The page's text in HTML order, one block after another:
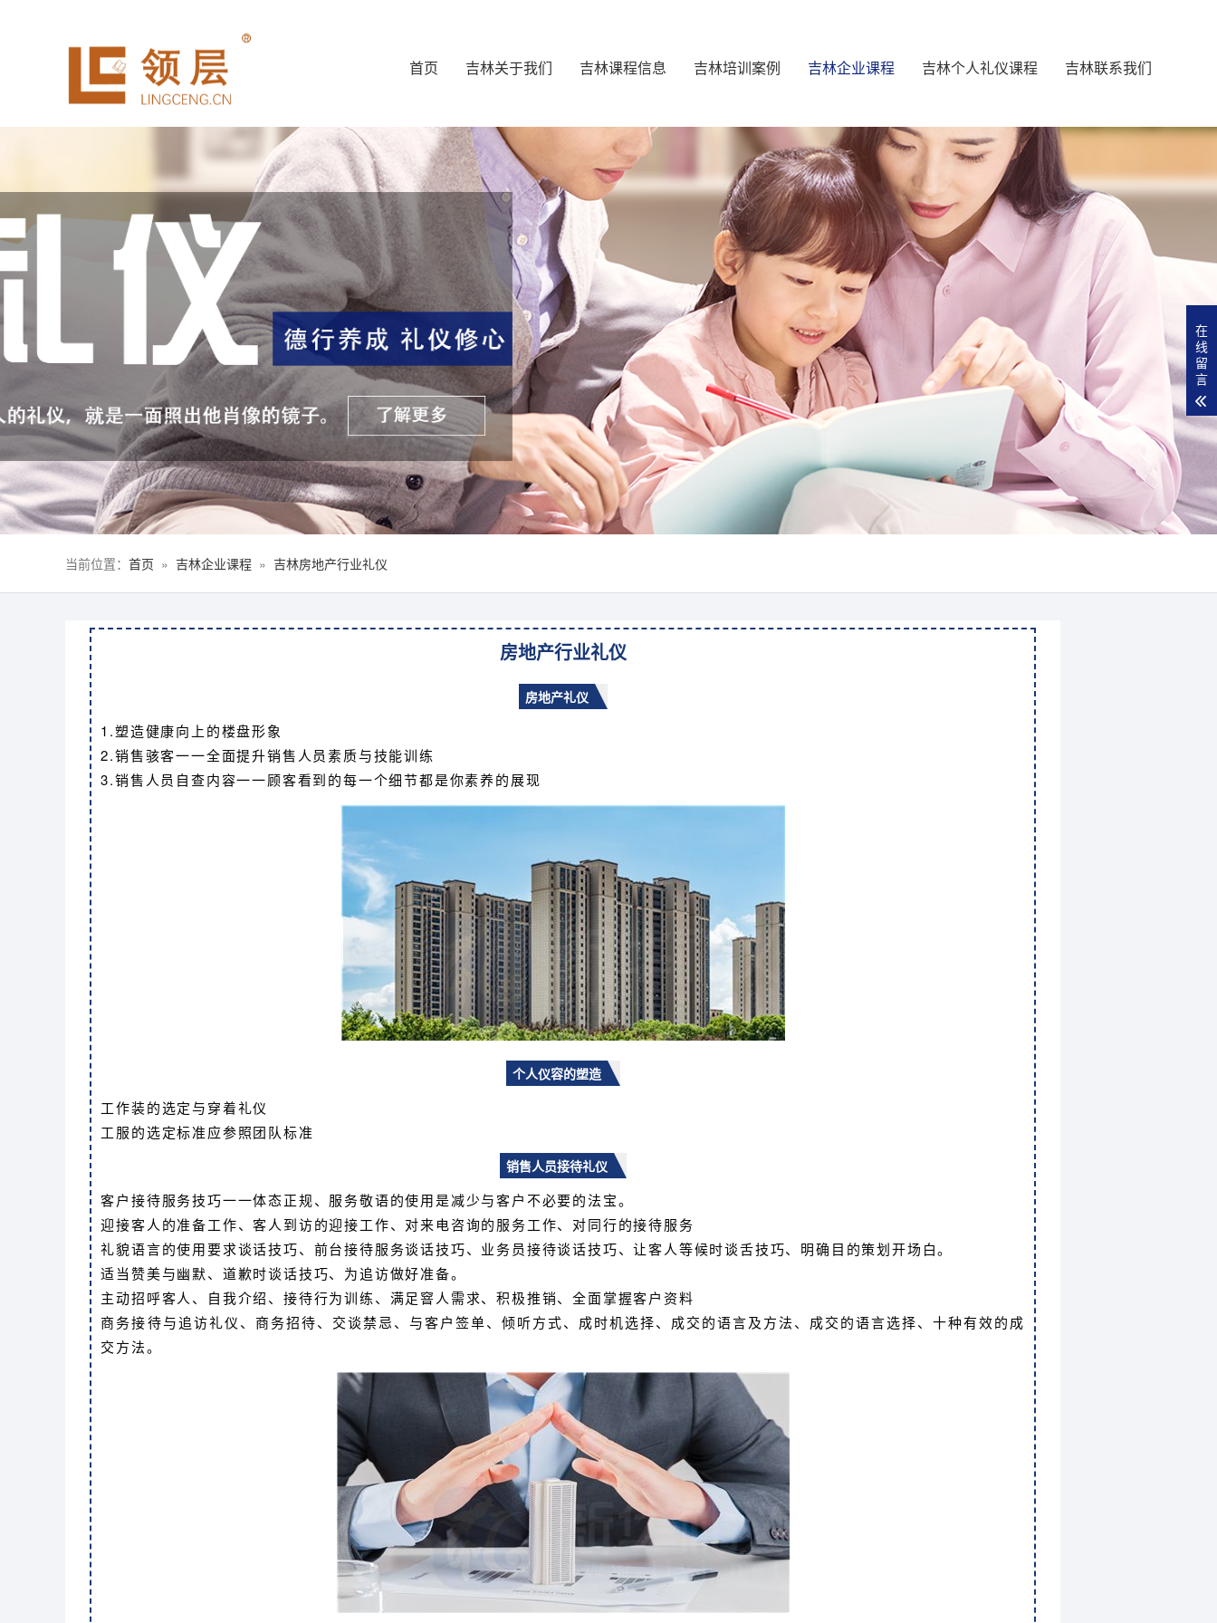
首页 吉林关于我们 吉林课程信息 吉林培训案例 吉林企业课程 吉林个人礼仪课程 吉林联系我们
当前位置： 首页 » 吉林企业课程 » 吉林房地产行业礼仪
房地产行业礼仪
房地产礼仪
1.塑造健康向上的楼盘形象
2.销售骇客一一全面提升销售人员素质与技能训练
3.销售人员自查内容一一顾客看到的每一个细节都是你素养的展现
个人仪容的塑造
工作装的选定与穿着礼仪
工服的选定标准应参照团队标准
销售人员接待礼仪
客户接待服务技巧一一体态正规、服务敬语的使用是减少与客户不必要的法宝。
迎接客人的准备工作、客人到访的迎接工作、对来电咨询的服务工作、对同行的接待服务
礼貌语言的使用要求谈话技巧、前台接待服务谈话技巧、业务员接待谈话技巧、让客人等候时谈舌技巧、明确目的策划开场白。
适当赞美与幽默、道歉时谈话技巧、为追访做好准备。
主动招呼客人、自我介绍、接待行为训练、满足窨人需求、积极推销、全面掌握客户资料
商务接待与追访礼仪、商务招待、交谈禁忌、与客户签单、倾听方式、成时机选择、成交的语言及方法、成交的语言选择、十种有效的成
交方法。
在
线
留
言